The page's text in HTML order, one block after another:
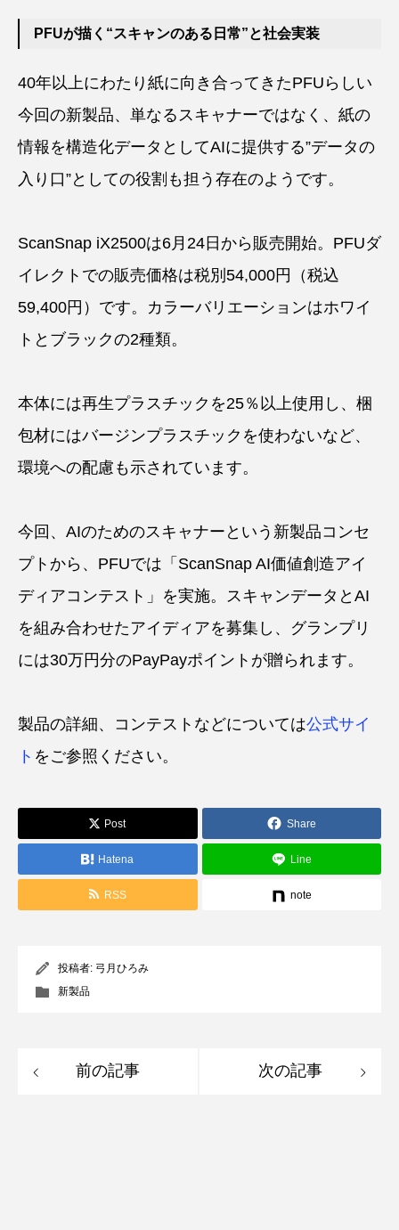
PFUが描く“スキャンのある日常”と社会実装
40年以上にわたり紙に向き合ってきたPFUらしい
今回の新製品、単なるスキャナーではなく、紙の
情報を構造化データとしてAIに提供する”データの
入り口”としての役割も担う存在のようです。
ScanSnap iX2500は6月24日から販売開始。PFUダ
イレクトでの販売価格は税別54,000円（税込
59,400円）です。カラーバリエーションはホワイ
トとブラックの2種類。
本体には再生プラスチックを25％以上使用し、梱
包材にはバージンプラスチックを使わないなど、
環境への配慮も示されています。
今回、AIのためのスキャナーという新製品コンセ
プトから、PFUでは「ScanSnap AI価値創造アイ
ディアコンテスト」を実施。スキャンデータとAI
を組み合わせたアイディアを募集し、グランプリ
には30万円分のPayPayポイントが贈られます。
製品の詳細、コンテストなどについては公式サイ
ト をご参照ください。
Post Share
Hatena Line
RSS note
投稿者: 弓月ひろみ
新製品
前の記事 次の記事